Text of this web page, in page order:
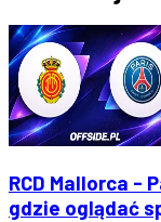
RCD Mallorca -
gdzie oglądać